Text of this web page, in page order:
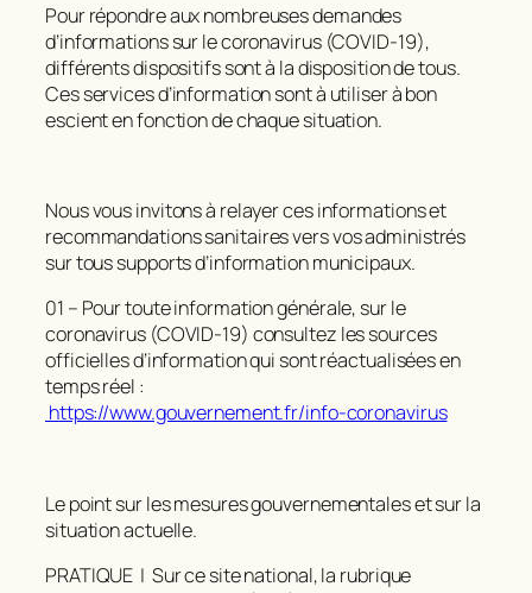
Pour répondre aux nombreuses demandes
d’informations sur le coronavirus (COVID-19),
différents dispositifs sont à la disposition de tous.
Ces services d’information sont à utiliser à bon
escient en fonction de chaque situation.
Nous vous invitons à relayer ces informations et
recommandations sanitaires vers vos administrés
sur tous supports d’information municipaux.
01 – Pour toute information générale, sur le
coronavirus (COVID-19) consultez les sources
officielles d’information qui sont réactualisées en
temps réel :
https://www.gouvernement.fr/info-coronavirus
Le point sur les mesures gouvernementales et sur la
situation actuelle.
PRATIQUE | Sur ce site national, la rubrique